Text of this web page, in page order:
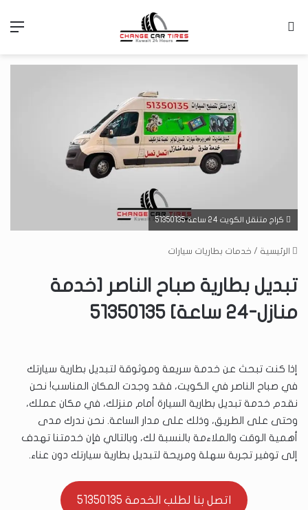
كراج متنقل الكويت 24 ساعة 51350135
الرئيسية / خدمات بطاريات سيارات
تبديل بطارية صباح الناصر [خدمة
منازل-24 ساعة] 51350135
إذا كنت تبحث عن خدمة سريعة وموثوقة لتبديل بطارية سيارتك
في صباح الناصر في الكويت، فقد وجدت المكان المناسب! نحن
نقدم خدمة تبديل بطارية السيارة أمام منزلك، في مكان عملك،
وحتى على الطريق، وذلك على مدار الساعة. نحن ندرك مدى
أهمية الوقت والملاءمة بالنسبة لك، وبالتالي فإن خدمتنا تهدف
إلى توفير تجربة سهلة ومريحة لتبديل بطارية سيارتك دون عناء.
اتصل بنا لطلب الخدمة 51350135